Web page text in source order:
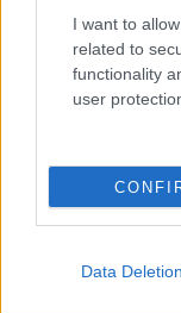
I want to
related to
functionality
user
Data Deletion
Ελεύθερος Τύπος